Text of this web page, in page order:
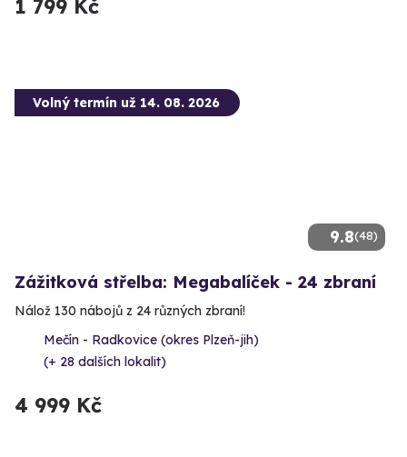
1 799 Kč
9.8(48)
Volný termín už 14. 08. 2026
Zážitková střelba: Megabalíček - 24 zbraní
Nálož 130 nábojů z 24 různých zbraní!
Mečín - Radkovice (okres Plzeň-jih)
(+ 28 dalších lokalit)
4 999 Kč